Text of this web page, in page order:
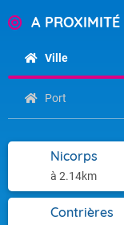
A PROXIMITÉ
Ville
Port
Nicorps
à 2.14km
Contrières